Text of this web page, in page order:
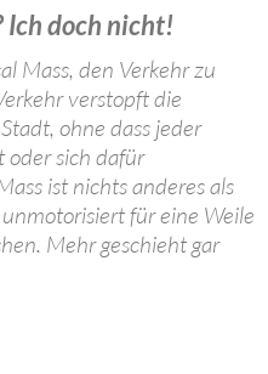
Ich doch nicht!
Mass, den Verkehr zu
verstopft die
ohne dass jeder
oder sich dafür
ist nichts anderes als
für eine Weile
Mehr geschieht gar